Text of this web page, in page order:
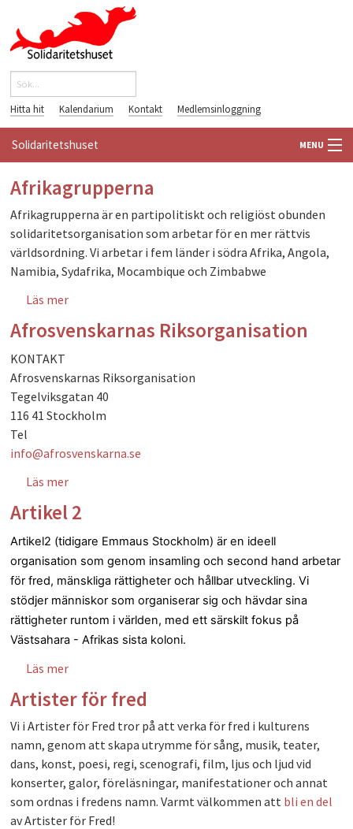
Hoppa till huvudinnehåll
Sökformulär
Hitta hit Kalendarium Kontakt Medlemsinloggning
Solidaritetshuset MENU
HEM
OM OSS
FÖRENINGAR
VÄRLDSBIBLIOTEKET
PÅ GÅNG
PLAY
Afrikagrupperna
Afrikagrupperna är en partipolitiskt och religiöst obunden
solidaritetsorganisation som arbetar för en mer rättvis
världsordning. Vi arbetar i fem länder i södra Afrika, Angola,
Namibia, Sydafrika, Mocambique och Zimbabwe
Läs merom Afrikagrupperna
Afrosvenskarnas Riksorganisation
KONTAKT
Afrosvenskarnas Riksorganisation
Tegelviksgatan 40
116 41 Stockholm
Tel
info@afrosvenskarna.se
Läs merom Afrosvenskarnas Riksorganisation
Artikel 2
Artikel2 (tidigare Emmaus Stockholm) är en ideell
organisation som genom insamling och second hand arbetar
för fred, mänskliga rättigheter och hållbar utveckling. Vi
stödjer människor som organiserar sig och hävdar sina
rättigheter runtom i världen, med ett särskilt fokus på
Västsahara - Afrikas sista koloni.
Läs merom Artikel 2
Artister för fred
Vi i Artister för Fred tror på att verka för fred i kulturens
namn, genom att skapa utrymme för sång, musik, teater,
dans, konst, poesi, regi, scenografi, film, ljus och ljud vid
konserter, galor, föreläsningar, manifestationer och annat
som ordnas i fredens namn. Varmt välkommen att bli en del
av Artister för Fred!